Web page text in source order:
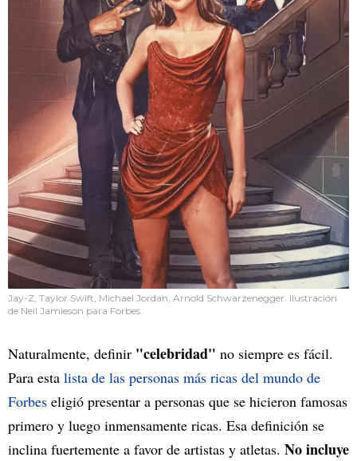
Jay-Z, Taylor Swift, Michael Jordan, Arnold Schwarzenegger. Ilustración
de Neil Jamieson para Forbes.
Naturalmente, definir "celebridad" no siempre es fácil.
Para esta lista de las personas más ricas del mundo de
Forbes eligió presentar a personas que se hicieron famosas
primero y luego inmensamente ricas. Esa definición se
inclina fuertemente a favor de artistas y atletas. No incluye